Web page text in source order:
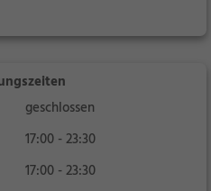
geschlossen
17:00 - 23:30
17:00 - 23:30